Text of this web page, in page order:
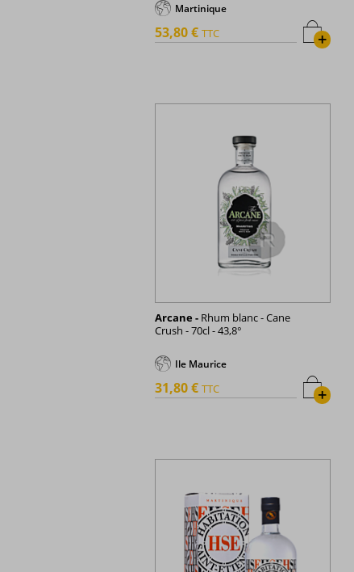
Martinique
+
53,80 € TTC
Arcane - Rhum blanc - Cane
Crush - 70cl - 43,8°
Ile Maurice
+
31,80 € TTC